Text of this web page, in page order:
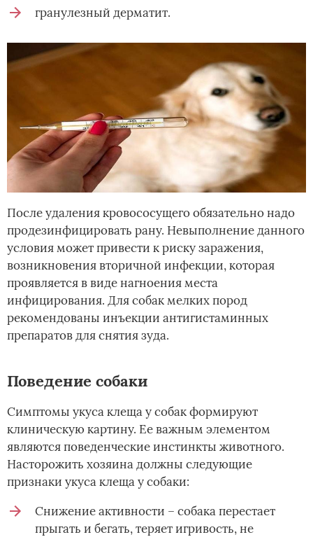
гранулезный дерматит.
После удаления кровососущего обязательно надо
продезинфицировать рану. Невыполнение данного
условия может привести к риску заражения,
возникновения вторичной инфекции, которая
проявляется в виде нагноения места
инфицирования. Для собак мелких пород
рекомендованы инъекции антигистаминных
препаратов для снятия зуда.
Поведение собаки
Симптомы укуса клеща у собак формируют
клиническую картину. Ее важным элементом
являются поведенческие инстинкты животного.
Насторожить хозяина должны следующие
признаки укуса клеща у собаки:
Снижение активности – собака перестает
прыгать и бегать, теряет игривость, не